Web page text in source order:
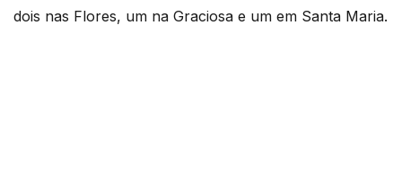
dois nas Flores, um na Graciosa e um em Santa Maria.